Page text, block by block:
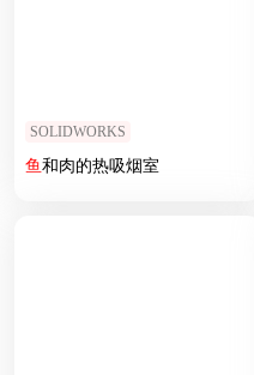
SOLIDWORKS
鱼和肉的热吸烟室